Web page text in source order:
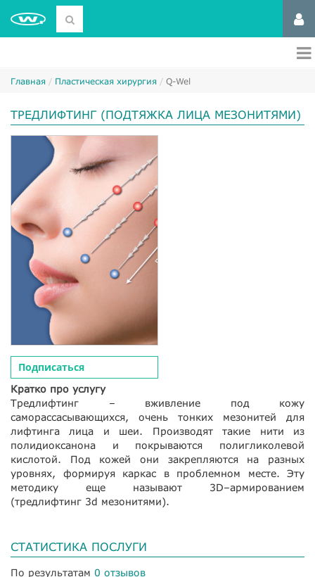
Главная Пластическая хирургия Q-Wel
ТРЕДЛИФТИНГ (ПОДТЯЖКА ЛИЦА МЕЗОНИТЯМИ)
Подписаться
Кратко про услугу
Тредлифтинг – вживление под кожу
саморассасывающихся, очень тонких мезонитей для
лифтинга лица и шеи. Производят такие нити из
полидиоксанона и покрываются полигликолевой
кислотой. Под кожей они закрепляются на разных
уровнях, формируя каркас в проблемном месте. Эту
методику еще называют 3D–армированием
(тредлифтинг 3d мезонитями).
СТАТИСТИКА ПОСЛУГИ
По результатам 0 отзывов